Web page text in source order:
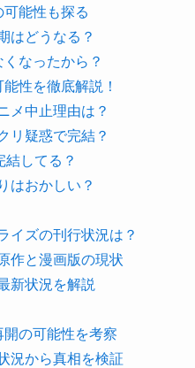
能性も探る
はどうなる？
なったから？
性を徹底解説！
メ中止理由は？
リ疑惑で完結？
してる？
はおかしい？
イズの刊行状況は？
作と漫画版の現状
新状況を解説
開の可能性を考察
況から真相を検証